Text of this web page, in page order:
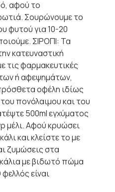
αφού το
Σουρώνουμε το
φυτού για 10-20
ΣΙΡΟΠΙ: Τα
κατευναστική
τις φαρμακευτικές
ή αφεψημάτων,
οφέλη ιδίως
πονόλαιμου και του
500ml εγχύματος
μέλι. Αφού κρυώσει
και κλείστε το με
ζυμώσεις στα
με βιδωτό πώμα
είναι